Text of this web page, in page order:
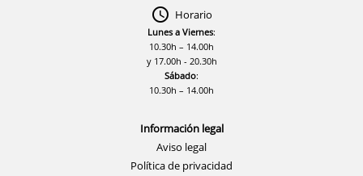
Horario
Lunes a Viernes:
10.30h – 14.00h
y 17.00h - 20.30h
Sábado:
10.30h – 14.00h
Información legal
Aviso legal
Política de privacidad